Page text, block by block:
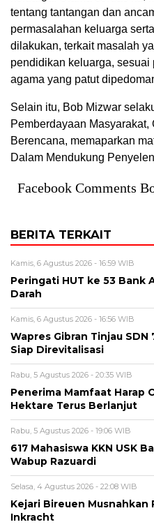
tentang tantangan dan
permasalahan keluarga
dilakukan, terkait masalah
pendidikan keluarga, sesuai
agama yang patut
Selain itu, Bob Mizwar
Pemberdayaan
Berencana, memaparkan
Dalam Mendukung
Facebook Comments
BERITA TERKAIT
Kamis, 6 Agustus 2026 - 16:59 WIB
Peringati HUT ke 53 Bank
Darah
Kamis, 6 Agustus 2026 - 16:56 WIB
Wapres Gibran Tinjau
Siap Direvitalisasi
Rabu, 5 Agustus 2026 - 20:35 WIB
Penerima Mamfaat Harap
Hektare Terus Berlanjut
Rabu, 5 Agustus 2026 - 19:06 WIB
617 Mahasiswa KKN USK
Wabup Razuardi
Selasa, 4 Agustus 2026 - 22:08 WIB
Kejari Bireuen Musnahkan
Inkracht